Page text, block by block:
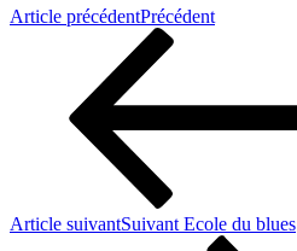
Article précédentPrécédent
Article suivantSuivant Ecole du blues